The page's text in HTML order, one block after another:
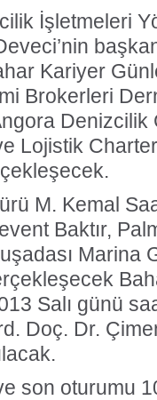
İşletmeleri
Kariyer
Brokerleri
Lojistik
M. Kemal
Baktır,
Marina
Salı günü
Doç. Dr.
son oturumu